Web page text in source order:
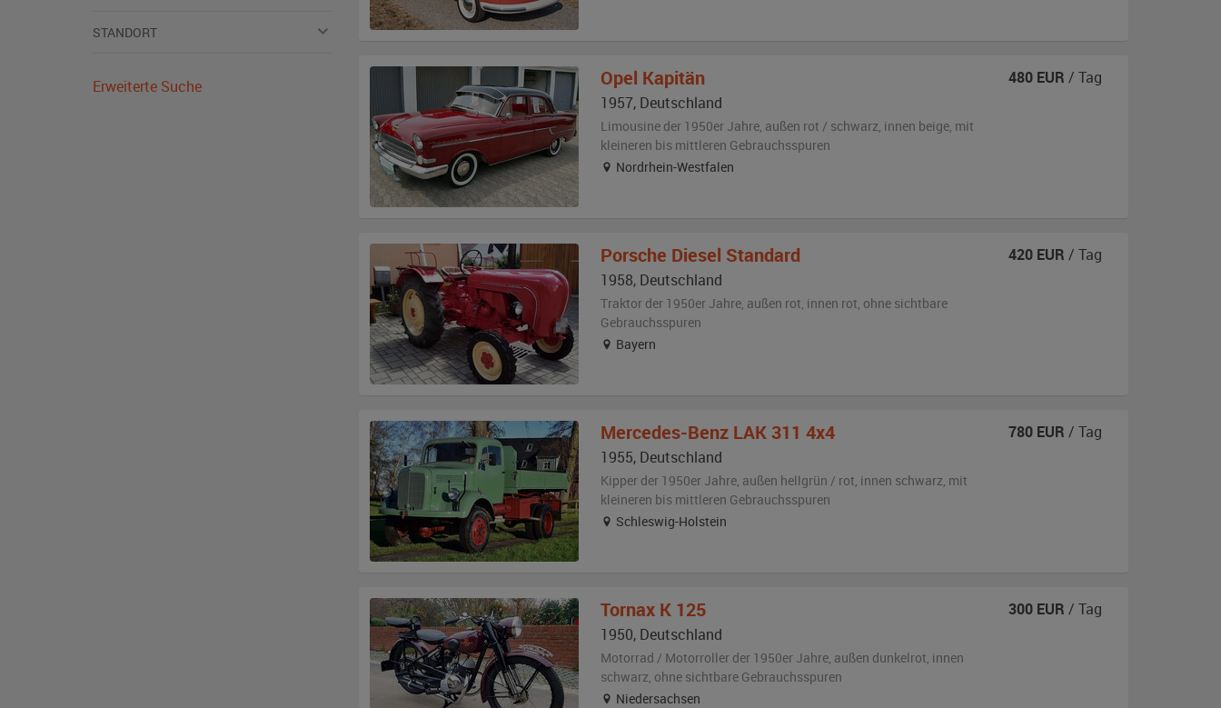
Opel Kapitän
1957, Deutschland
Limousine der 1950er Jahre, außen rot / schwarz, innen beige, mit
kleineren bis mittleren Gebrauchsspuren
Nordrhein-Westfalen
480 EUR / Tag
Porsche Diesel Standard
1958, Deutschland
Traktor der 1950er Jahre, außen rot, innen rot, ohne sichtbare
Gebrauchsspuren
Bayern
420 EUR / Tag
Mercedes-Benz LAK 311 4x4
1955, Deutschland
Kipper der 1950er Jahre, außen hellgrün / rot, innen schwarz, mit
kleineren bis mittleren Gebrauchsspuren
Schleswig-Holstein
780 EUR / Tag
Tornax K 125
1950, Deutschland
Motorrad / Motorroller der 1950er Jahre, außen dunkelrot, innen
schwarz, ohne sichtbare Gebrauchsspuren
Niedersachsen
300 EUR / Tag
STANDORT
Erweiterte Suche